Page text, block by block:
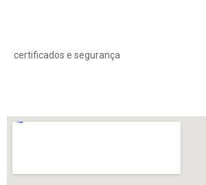
certificados e segurança